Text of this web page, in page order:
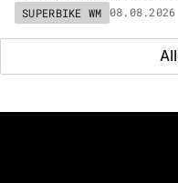
SUPERBIKE WM